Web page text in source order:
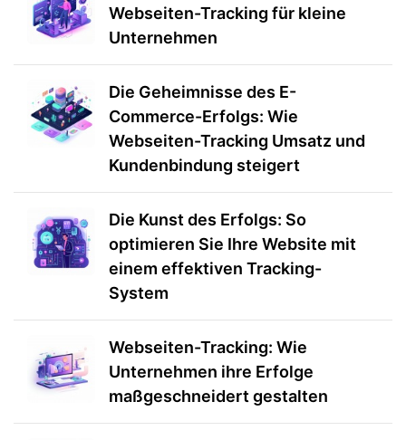
Webseiten-Tracking für kleine
Unternehmen
Die Geheimnisse des E-
Commerce-Erfolgs: Wie
Webseiten-Tracking Umsatz und
Kundenbindung steigert
Die Kunst des Erfolgs: So
optimieren Sie Ihre Website mit
einem effektiven Tracking-
System
Webseiten-Tracking: Wie
Unternehmen ihre Erfolge
maßgeschneidert gestalten